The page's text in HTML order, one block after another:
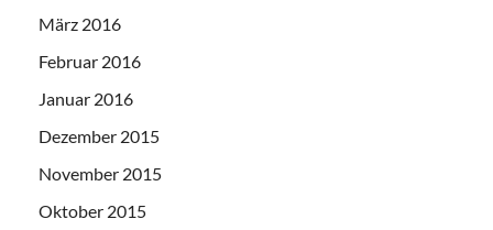
März 2016
Februar 2016
Januar 2016
Dezember 2015
November 2015
Oktober 2015